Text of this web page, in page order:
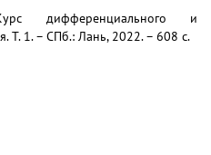
дифференциального и
Т. 1. – СПб.: Лань, 2022. – 608 с.